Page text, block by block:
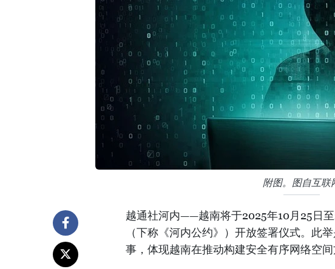
附图。图自互联
越通社河内——越南将于2025年10月25日
（下称《河内公约》）开放签署仪式。此
事，体现越南在推动构建安全有序网络空间